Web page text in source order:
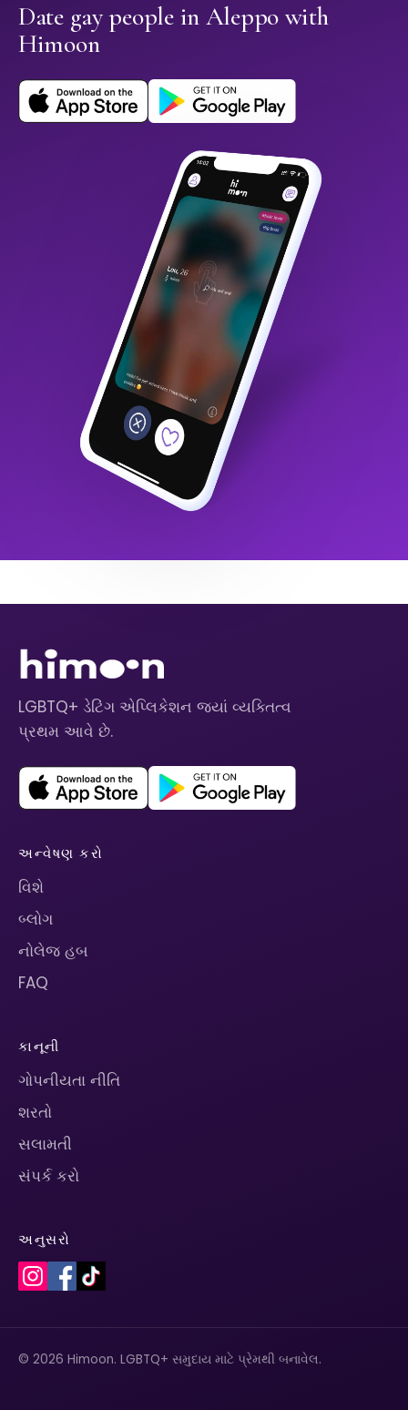
Date gay people in Aleppo with
Himoon
LGBTQ+ ડેટિંગ એપ્લિકેશન જ્યાં વ્યક્તિત્વ
પ્રથમ આવે છે.
અન્વેષણ કરો
વિશે
બ્લોગ
નોલેજ હબ
FAQ
કાનૂની
ગોપનીયતા નીતિ
શરતો
સલામતી
સંપર્ક કરો
અનુસરો
© 2026 Himoon. LGBTQ+ સમુદાય માટે પ્રેમથી બનાવેલ.